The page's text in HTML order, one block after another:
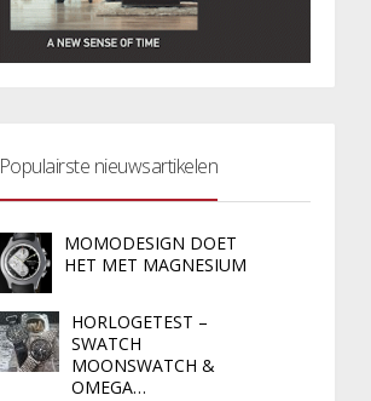
Populairste nieuwsartikelen
MOMODESIGN DOET
HET MET MAGNESIUM
HORLOGETEST –
SWATCH
MOONSWATCH &
OMEGA…